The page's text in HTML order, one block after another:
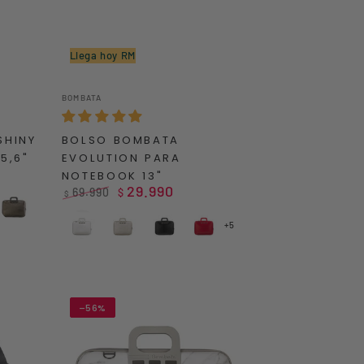
Grey
Llega hoy RM
BOMBATA
EVOLUTION
PARA
NOTEBOOK
13"
Vendedor:
BOMBATA
BOLSO BOMBATA
EVOLUTION PARA
NOTEBOOK 13"
regular
$ 69.990
de
venta
$ 29.990
White Grey Black Red+5
–56%